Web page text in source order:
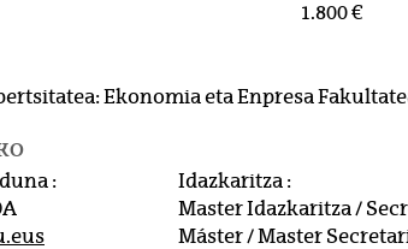
1.800 €
Ekonomia eta Enpresa
:
Idazkaritza :
Master Idazkaritza /
Máster / Master